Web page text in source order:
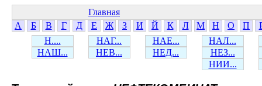
Главная
А
Б В Г Д Е Ж З И Й К Л М Н О П
Н....
НАГ... НАЕ...
НАЛ...
НАШ...
НЕВ... НЕД...
НЕЗ...
НИИ...